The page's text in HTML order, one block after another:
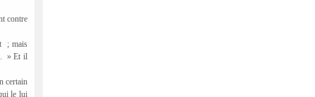
contre
; mais
» Et il
certain
le lui